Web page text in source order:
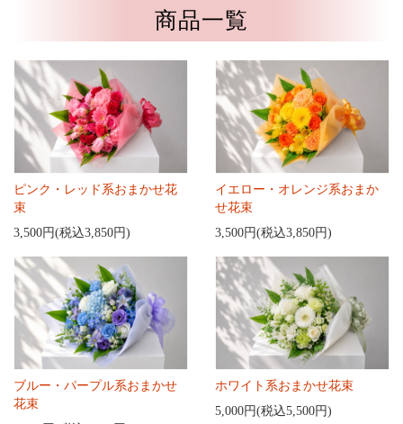
商品一覧
ピンク・レッド系おまかせ花
束
3,500円(税込3,850円)
イエロー・オレンジ系おまか
せ花束
3,500円(税込3,850円)
ブルー・パープル系おまかせ
花束
ホワイト系おまかせ花束
5,000円(税込5,500円)